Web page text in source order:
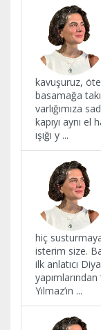
kavuşuruz,
basamağa
varlığımıza
kapıyı aynı
ışığı y ...
hiç
isterim size.
ilk anlatıcı
Yılmaz’ın ...